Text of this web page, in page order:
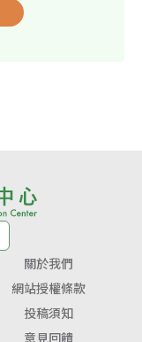
關於我們
網站授權條款
投稿須知
意見回饋